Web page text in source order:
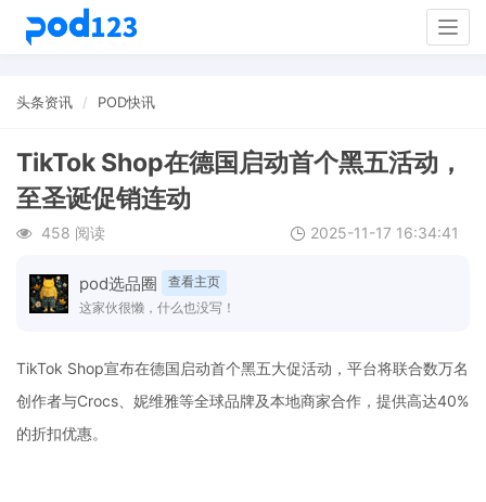
头条资讯 POD快讯
TikTok Shop在德国启动首个黑五活动，
至圣诞促销连动
458 阅读 2025-11-17 16:34:41
pod选品圈
查看主页
这家伙很懒，什么也没写！
TikTok Shop宣布在德国启动首个黑五大促活动，平台将联合数万名
创作者与Crocs、妮维雅等全球品牌及本地商家合作，提供高达40%
的折扣优惠。